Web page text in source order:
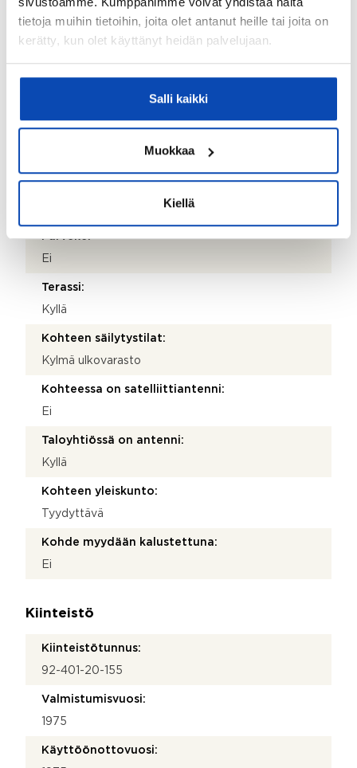
tietoja muihin tietoihin, joita olet antanut heille tai joita on
kerätty, kun olet käyttänyt heidän palvelujaan.
Salli kaikki
Muokkaa
Kiellä
Maali
Takkatiedot:
Parveke:
Ei
Terassi:
Kyllä
Kohteen säilytystilat:
Kylmä ulkovarasto
Kohteessa on satelliittiantenni:
Ei
Taloyhtiössä on antenni:
Kyllä
Kohteen yleiskunto:
Tyydyttävä
Kohde myydään kalustettuna:
Ei
Kiinteistö
Kiinteistötunnus:
92-401-20-155
Valmistumisvuosi:
1975
Käyttöönottovuosi: